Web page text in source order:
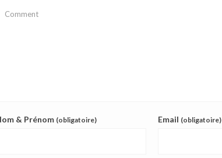
& Prénom (obligatoire) Email (obligatoire)